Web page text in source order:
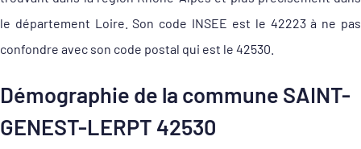
le département Loire. Son code INSEE est le 42223 à ne pas
confondre avec son code postal qui est le 42530.
Démographie de la commune SAINT-
GENEST-LERPT 42530